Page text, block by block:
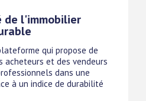
de l'immobilier
qui propose de
et des vendeurs
dans une
à un indice de durabilité